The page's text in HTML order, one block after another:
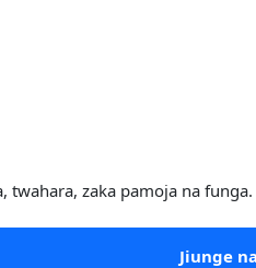
zaka pamoja na
Jiunge